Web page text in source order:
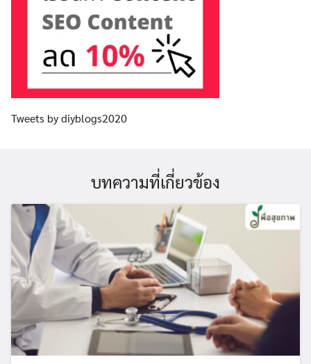
Tweets by diyblogs2020
บทความที่เกี่ยวข้อง